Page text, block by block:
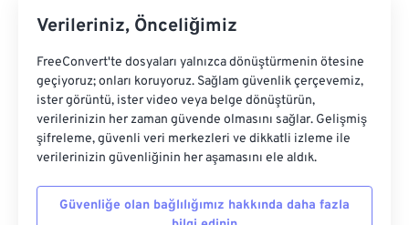
Verileriniz, Önceliğimiz
FreeConvert'te dosyaları yalnızca dönüştürmenin ötesine
geçiyoruz; onları koruyoruz. Sağlam güvenlik çerçevemiz,
ister görüntü, ister video veya belge dönüştürün,
verilerinizin her zaman güvende olmasını sağlar. Gelişmiş
şifreleme, güvenli veri merkezleri ve dikkatli izleme ile
verilerinizin güvenliğinin her aşamasını ele aldık.
Güvenliğe olan bağlılığımız hakkında daha fazla